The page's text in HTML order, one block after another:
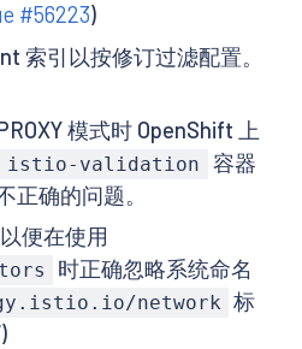
#56223)
索引以按修订过滤配置。
模式时 OpenShift 上
istio-validation
容器
正确的问题。
便在使用
时正确忽略系统命名
network 标
)